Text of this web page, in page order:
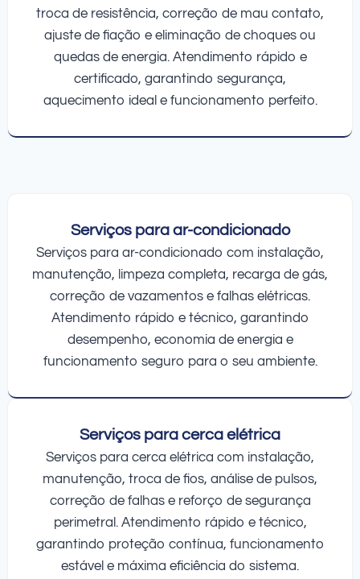
troca de resistência, correção de mau contato,
ajuste de fiação e eliminação de choques ou
quedas de energia. Atendimento rápido e
certificado, garantindo segurança,
aquecimento ideal e funcionamento perfeito.
Serviços para ar-condicionado
Serviços para ar-condicionado com instalação,
manutenção, limpeza completa, recarga de gás,
correção de vazamentos e falhas elétricas.
Atendimento rápido e técnico, garantindo
desempenho, economia de energia e
funcionamento seguro para o seu ambiente.
Serviços para cerca elétrica
Serviços para cerca elétrica com instalação,
manutenção, troca de fios, análise de pulsos,
correção de falhas e reforço de segurança
perimetral. Atendimento rápido e técnico,
garantindo proteção contínua, funcionamento
estável e máxima eficiência do sistema.